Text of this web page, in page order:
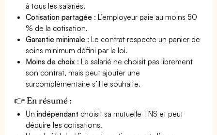
à tous les salariés.
Cotisation partagée : L’employeur paie au moins 50
% de la cotisation.
Garantie minimale : Le contrat respecte un panier de
soins minimum défini par la loi.
Moins de choix : Le salarié ne choisit pas librement
son contrat, mais peut ajouter une
surcomplémentaire s’il le souhaite.
👉 En résumé :
Unindépendant choisit sa mutuelle TNS et peut
déduire les cotisations.